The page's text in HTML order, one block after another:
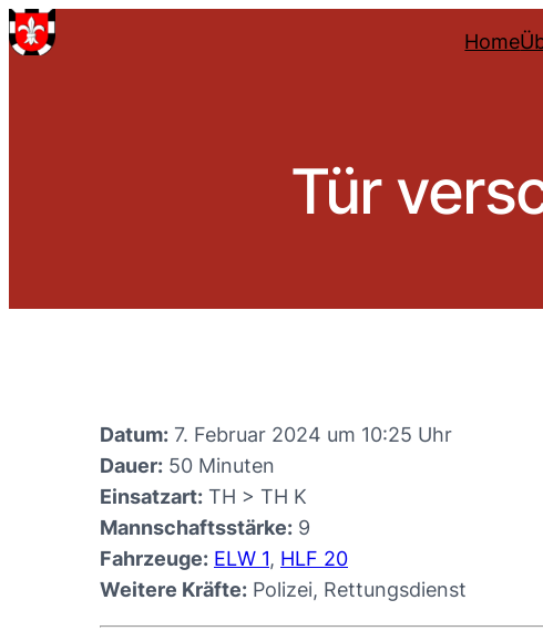
Home
Tür
Datum: 7. Februar 2024 um 10:25 Uhr
Dauer: 50 Minuten
Einsatzart: TH > TH K
Mannschaftsstärke: 9
Fahrzeuge: ELW 1, HLF 20
Weitere Kräfte: Polizei, Rettungsdienst